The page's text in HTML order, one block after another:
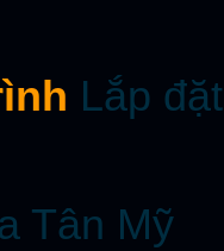
Lắp đặt
Tân Mỹ